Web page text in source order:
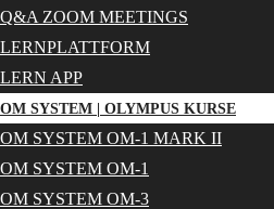
Q&A ZOOM MEETINGS
LERNPLATTFORM
LERN APP
OM SYSTEM | OLYMPUS KURSE
OM SYSTEM OM-1 MARK II
OM SYSTEM OM-1
OM SYSTEM OM-3